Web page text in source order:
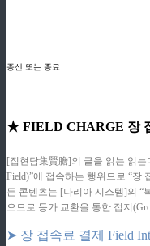
종신 또는 종료
★ FIELD CHARGE 장
[집현담集賢膽]의 글을 읽는 읽
Field)”에 접속하는 행위므로 “장
든 콘텐츠는 [나리아 시스템]의 “
으므로 등가 교환을 통한 접지
➤ 장 접속료 결제 Field